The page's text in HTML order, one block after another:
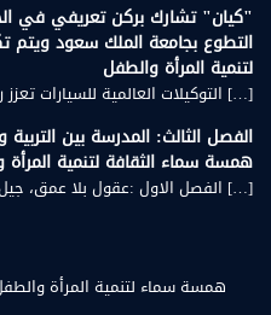
"كيان" تشارك بركن تعريفي في
التطوع بجامعة الملك سعود ويتم
لتنمية المرأة والطفل
[…] التوكيلات العالمية للسيارات تعزز
الفصل الثالث: المدرسة بين
همسة سماء الثقافة لتنمية
[…] الفصل الاول :عقول بلا عمق،
همسة سماء لتنمية المرأة